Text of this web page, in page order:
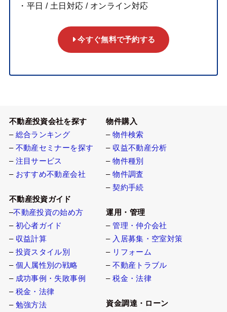
・平日 / 土日対応 / オンライン対応
今すぐ無料で予約する
不動産投資会社を探す
– 総合ランキング
– 不動産セミナーを探す
– 注目サービス
– おすすめ不動産会社
不動産投資ガイド
–不動産投資の始め方
– 初心者ガイド
– 収益計算
– 投資スタイル別
– 個人属性別の戦略
– 成功事例・失敗事例
– 税金・法律
– 勉強方法
物件購入
–物件検索
– 収益不動産分析
–物件種別
–物件調査
–契約手続
運用・管理
–管理・仲介会社
– 入居募集・空室対策
– リフォーム
–不動産トラブル
–税金・法律
資金調達・ローン